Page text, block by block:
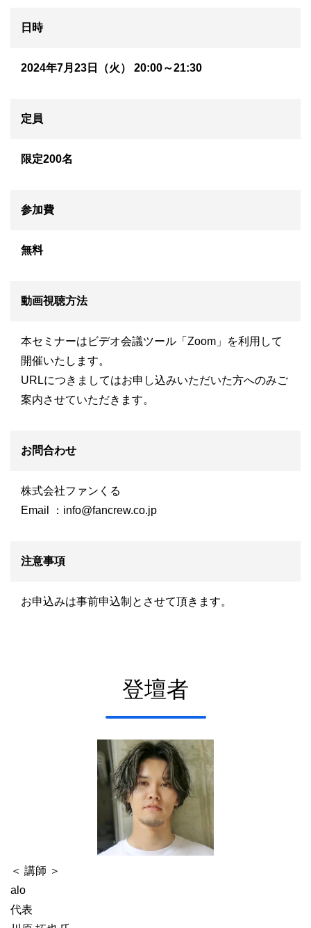
日時
2024年7月23日（火） 20:00～21:30
定員
限定200名
参加費
無料
動画視聴方法
本セミナーはビデオ会議ツール「Zoom」を利用して
開催いたします。
URLにつきましてはお申し込みいただいた方へのみご
案内させていただきます。
お問合わせ
株式会社ファンくる
Email ： info@fancrew.co.jp
注意事項
お申込みは事前申込制とさせて頂きます。
登壇者
＜ 講師 ＞
alo
代表